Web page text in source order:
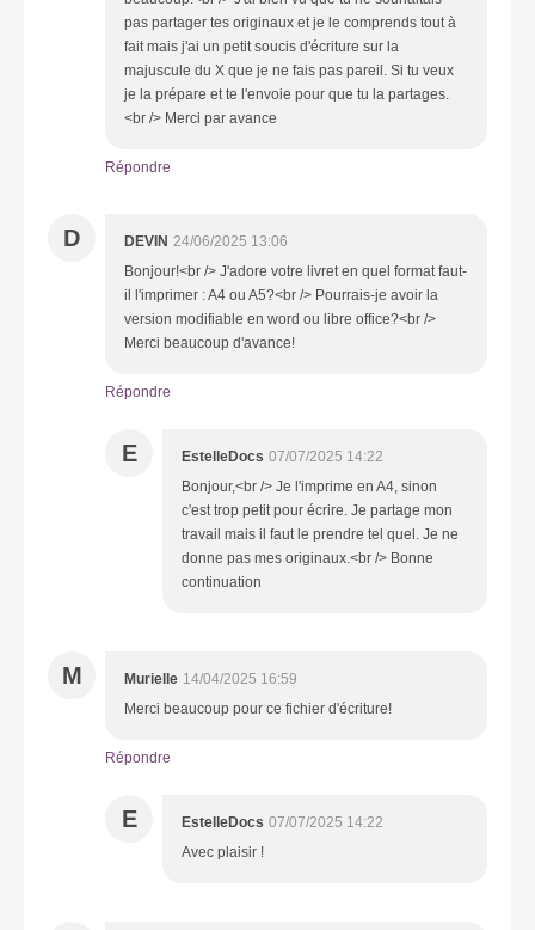
pas partager tes originaux et je le comprends tout à
fait mais j'ai un petit soucis d'écriture sur la
majuscule du X que je ne fais pas pareil. Si tu veux
je la prépare et te l'envoie pour que tu la partages.
<br /> Merci par avance
Répondre
D DEVIN 24/06/2025 13:06
Bonjour!<br /> J'adore votre livret en quel format faut-
il l'imprimer : A4 ou A5?<br /> Pourrais-je avoir la
version modifiable en word ou libre office?<br />
Merci beaucoup d'avance!
Répondre
E EstelleDocs 07/07/2025 14:22
Bonjour,<br /> Je l'imprime en A4, sinon
c'est trop petit pour écrire. Je partage mon
travail mais il faut le prendre tel quel. Je ne
donne pas mes originaux.<br /> Bonne
continuation
M Murielle 14/04/2025 16:59
Merci beaucoup pour ce fichier d'écriture!
Répondre
E EstelleDocs 07/07/2025 14:22
Avec plaisir !